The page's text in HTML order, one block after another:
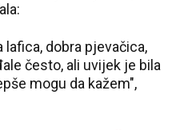
lafica, dobra pjevačica,
često, ali uvijek je bila
mogu da kažem",